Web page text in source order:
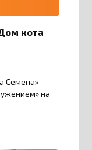
кота
Семена»
на